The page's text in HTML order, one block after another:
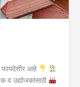
फायदेशीर आहे
व उद्योजकांसाठी